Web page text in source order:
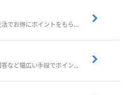
歩いてポイ活！日常生活でお得にポイントをもらおう
歩いたりアンケート回答など幅広い手段でポイントをゲット